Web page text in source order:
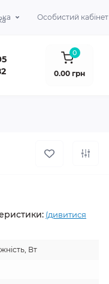
Особистий кабінет
0
0.00 грн
(дивитися
Вт